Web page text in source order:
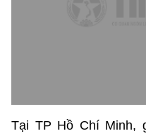
Tại TP Hồ Chí Minh,